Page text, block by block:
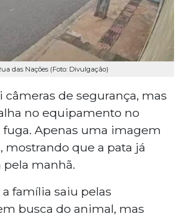
das Nações (Foto: Divulgação)
câmeras de segurança, mas
no equipamento no
Apenas uma imagem
mostrando que a pata já
pela manhã.
família saiu pelas
busca do animal, mas